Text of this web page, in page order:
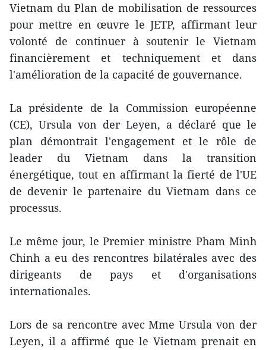
Vietnam du Plan de mobilisation de ressources
pour mettre en œuvre le JETP, affirmant leur
volonté de continuer à soutenir le Vietnam
financièrement et techniquement et dans
l'amélioration de la capacité de gouvernance.
La présidente de la Commission européenne
(CE), Ursula von der Leyen, a déclaré que le
plan démontrait l'engagement et le rôle de
leader du Vietnam dans la transition
énergétique, tout en affirmant la fierté de l'UE
de devenir le partenaire du Vietnam dans ce
processus.
Le même jour, le Premier ministre Pham Minh
Chinh a eu des rencontres bilatérales avec des
dirigeants de pays et d'organisations
internationales.
Lors de sa rencontre avec Mme Ursula von der
Leyen, il a affirmé que le Vietnam prenait en